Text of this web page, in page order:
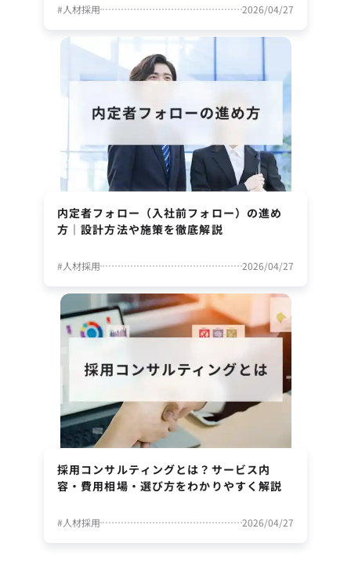
#人材採用 2026/04/27
内定者フォロー（入社前フォロー）の進め
方｜設計方法や施策を徹底解説
#人材採用 2026/04/27
採用コンサルティングとは？サービス内
容・費用相場・選び方をわかりやすく解説
#人材採用 2026/04/27